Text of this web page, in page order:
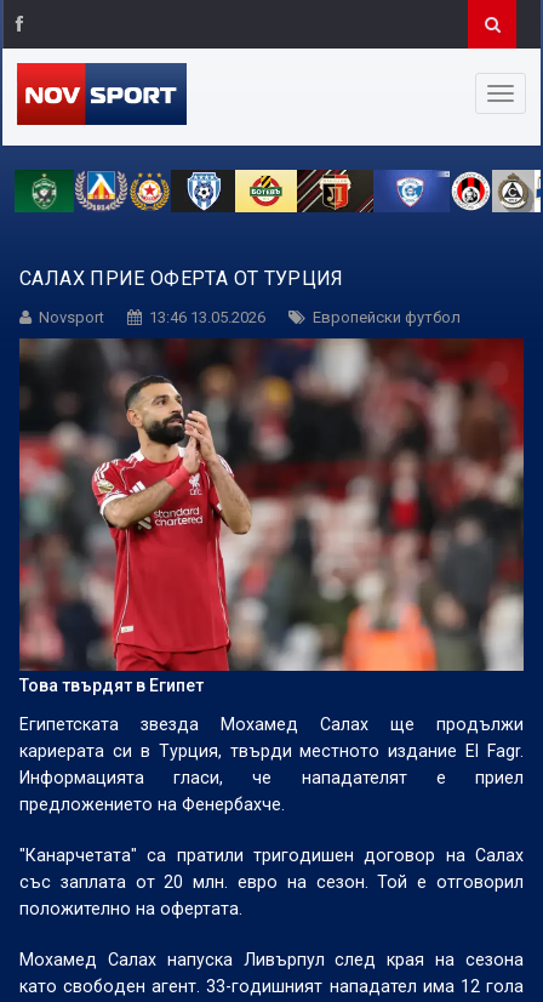
САЛАХ ПРИЕ ОФЕРТА ОТ ТУРЦИЯ
Novsport 13:46 13.05.2026 Европейски футбол
Това твърдят в Египет
Египетската звезда Мохамед Салах ще продължи
кариерата си в Турция, твърди местното издание El Fagr.
Информацията гласи, че нападателят е приел
предложението на Фенербахче.
"Канарчетата" са пратили тригодишен договор на Салах
със заплата от 20 млн. евро на сезон. Той е отговорил
положително на офертата.
Мохамед Салах напуска Ливърпул след края на сезона
като свободен агент. 33-годишният нападател има 12 гола